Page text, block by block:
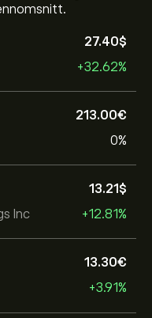
27.40‎$‎
+32.62%
213.00‎€‎
0%
Inc
13.21‎$‎
+12.81%
13.30‎€‎
+3.91%